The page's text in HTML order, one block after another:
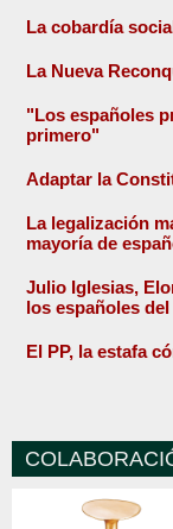
La cobardía
La Nueva
"Los españoles
primero"
Adaptar la
La legalización
mayoría de
Julio Iglesias,
los españoles
El PP, la estafa